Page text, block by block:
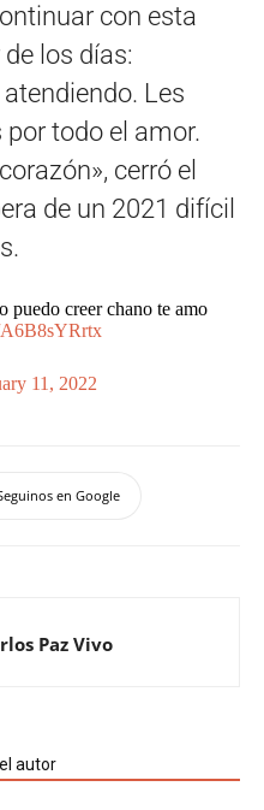
con esta
los días:
Les
todo el amor.
cerró el
de un 2021 difícil
puedo creer chano te amo
11, 2022
en Google
Paz Vivo
autor